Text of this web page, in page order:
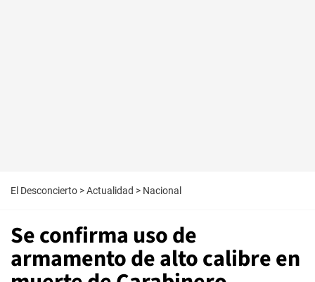
El Desconcierto >Actualidad > Nacional
Se confirma uso de
armamento de alto calibre en